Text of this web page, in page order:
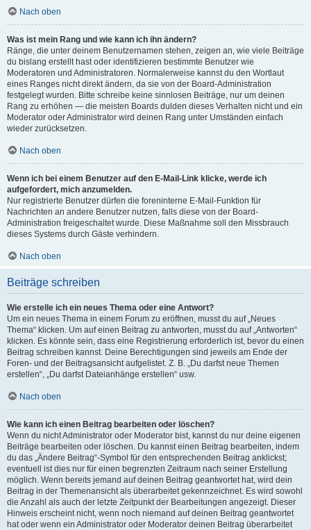
Nach oben
Was ist mein Rang und wie kann ich ihn ändern?
Ränge, die unter deinem Benutzernamen stehen, zeigen an, wie viele Beiträge
du bislang erstellt hast oder identifizieren bestimmte Benutzer wie
Moderatoren und Administratoren. Normalerweise kannst du den Wortlaut
eines Ranges nicht direkt ändern, da sie von der Board-Administration
festgelegt wurden. Bitte schreibe keine sinnlosen Beiträge, nur um deinen
Rang zu erhöhen — die meisten Boards dulden dieses Verhalten nicht und ein
Moderator oder Administrator wird deinen Rang unter Umständen einfach
wieder zurücksetzen.
Nach oben
Wenn ich bei einem Benutzer auf den E-Mail-Link klicke, werde ich
aufgefordert, mich anzumelden.
Nur registrierte Benutzer dürfen die foreninterne E-Mail-Funktion für
Nachrichten an andere Benutzer nutzen, falls diese von der Board-
Administration freigeschaltet wurde. Diese Maßnahme soll den Missbrauch
dieses Systems durch Gäste verhindern.
Nach oben
Beiträge schreiben
Wie erstelle ich ein neues Thema oder eine Antwort?
Um ein neues Thema in einem Forum zu eröffnen, musst du auf „Neues
Thema“ klicken. Um auf einen Beitrag zu antworten, musst du auf „Antworten“
klicken. Es könnte sein, dass eine Registrierung erforderlich ist, bevor du einen
Beitrag schreiben kannst. Deine Berechtigungen sind jeweils am Ende der
Foren- und der Beitragsansicht aufgelistet. Z. B. „Du darfst neue Themen
erstellen“, „Du darfst Dateianhänge erstellen“ usw.
Nach oben
Wie kann ich einen Beitrag bearbeiten oder löschen?
Wenn du nicht Administrator oder Moderator bist, kannst du nur deine eigenen
Beiträge bearbeiten oder löschen. Du kannst einen Beitrag bearbeiten, indem
du das „Ändere Beitrag“-Symbol für den entsprechenden Beitrag anklickst;
eventuell ist dies nur für einen begrenzten Zeitraum nach seiner Erstellung
möglich. Wenn bereits jemand auf deinen Beitrag geantwortet hat, wird dein
Beitrag in der Themenansicht als überarbeitet gekennzeichnet. Es wird sowohl
die Anzahl als auch der letzte Zeitpunkt der Bearbeitungen angezeigt. Dieser
Hinweis erscheint nicht, wenn noch niemand auf deinen Beitrag geantwortet
hat oder wenn ein Administrator oder Moderator deinen Beitrag überarbeitet